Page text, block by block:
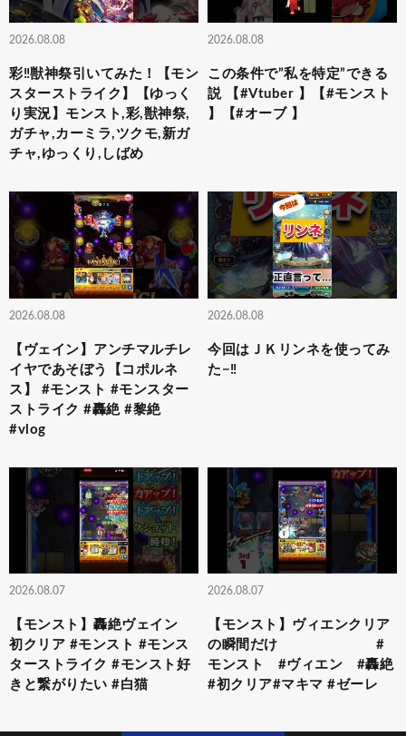
2026.08.08
彩‼獣神祭引いてみた！【モン
スターストライク】【ゆっく
り実況】モンスト,彩,獣神祭,
ガチャ,カーミラ,ツクモ,新ガ
チャ,ゆっくり,しばめ
2026.08.08
この条件で”私を特定”できる
説 【#Vtuber 】【#モンスト
】【#オーブ 】
2026.08.08
【ヴェイン】アンチマルチレ
イヤであそぼう【コポルネ
ス】 #モンスト #モンスター
ストライク #轟絶 #黎絶
#vlog
2026.08.08
今回はＪＫリンネを使ってみ
た−‼️
2026.08.07
【モンスト】轟絶ヴェイン
初クリア #モンスト #モンス
ターストライク #モンスト好
きと繋がりたい #白猫
2026.08.07
【モンスト】ヴィエンクリア
の瞬間だけ #
モンスト #ヴィエン #轟絶
#初クリア#マキマ #ゼーレ